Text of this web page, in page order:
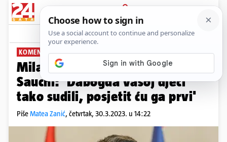
PRIJAVA
News Komentari
KOMENTIRAO I TODORIĆA
Milanović bijesan zbog presude
Sauchi: 'Dabogda vašoj djeci
tako sudili, posjetit ću ga prvi'
PišeMatea Zanić, četvrtak, 30.3.2023. u 14:22